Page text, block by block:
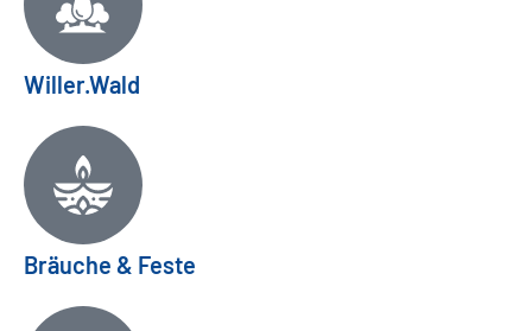
Willer.Wald
Bräuche & Feste